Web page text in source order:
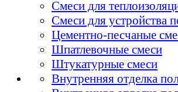
Смеси для
Смеси для устройства
Цементно-песчаные
Шпатлевочные смеси
Штукатурные смеси
Внутренняя отделка